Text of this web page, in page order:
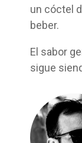
un cóctel
beber.
El sabor
sigue